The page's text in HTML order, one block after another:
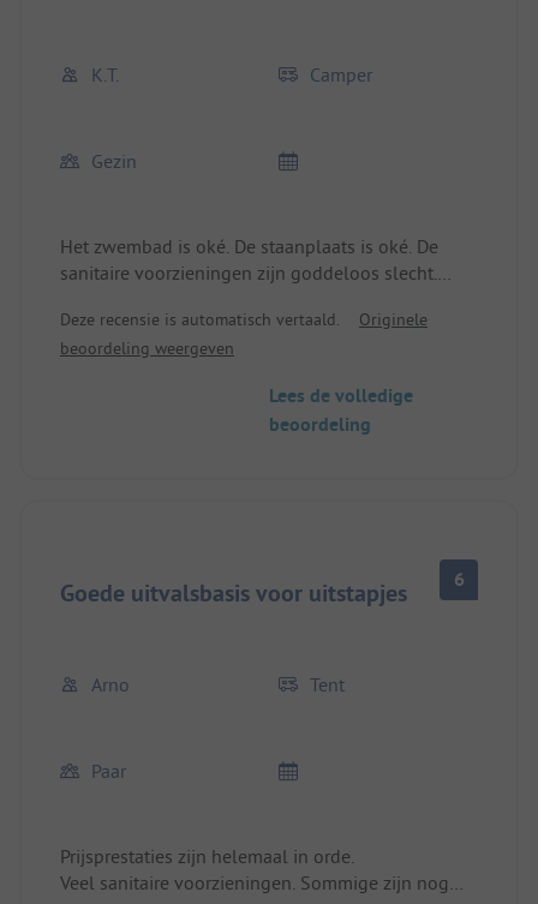
K.T. Camper
Gezin
Het zwembad is oké. De staanplaats is oké. De
sanitaire voorzieningen zijn goddeloos slecht.
vriendelijk, maar aan de receptie wordt je
portemonnee leeggetrokken.
Deze recensie is automatisch vertaald.
Originele
beoordeling weergeven
Lees de volledige
beoordeling
Goede uitvalsbasis voor uitstapjes 6
Arno Tent
Paar
Prijsprestaties zijn helemaal in orde.
Veel sanitaire voorzieningen. Sommige zijn nog